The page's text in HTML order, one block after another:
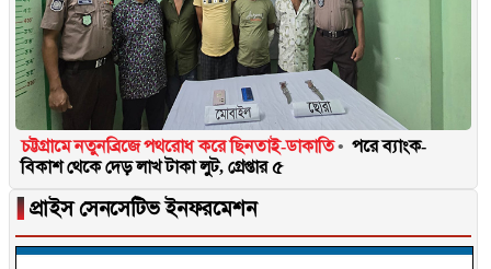
চট্টগ্রামে নতুনব্রিজে পথরোধ করে ছিনতাই-ডাকাতি
পরে ব্যাংক-
বিকাশ থেকে দেড় লাখ টাকা লুট, গ্রেপ্তার ৫
▐ প্রাইস সেনসেটিভ ইনফরমেশন